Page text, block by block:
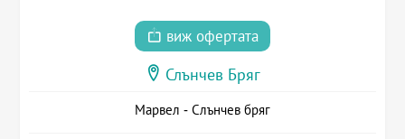
виж офертата
Слънчев Бряг
Марвел - Слънчев бряг